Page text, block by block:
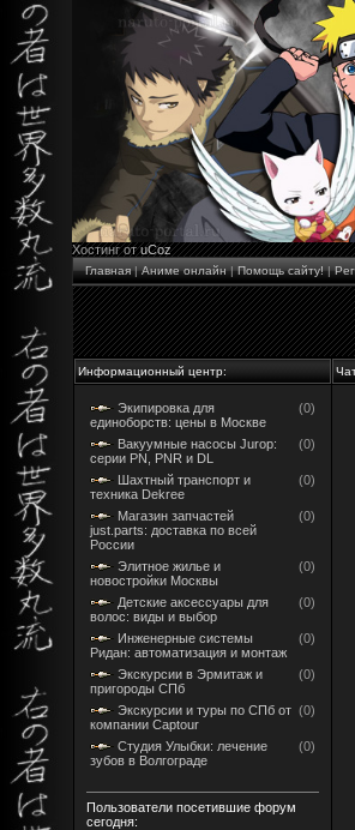
Хостинг отuCoz
Главная|Аниме онлайн|Помощь сайту!|
Информационный центр:
Экипировка для
единоборств: цены в Москве
(0)
Вакуумные насосы Jurop:
серии PN, PNR и DL
(0)
Шахтный транспорт и
техника Dekree
(0)
Магазин запчастей
just.parts: доставка по всей
России
(0)
Элитное жилье и
новостройки Москвы
(0)
Детские аксессуары для
волос: виды и выбор
(0)
Инженерные системы
Ридан: автоматизация и монтаж
(0)
Экскурсии в Эрмитаж и
пригороды СПб
(0)
Экскурсии и туры по СПб от
компании Captour
(0)
Студия Улыбки: лечение
зубов в Волгограде
(0)
Пользователи посетившие форум
сегодня: